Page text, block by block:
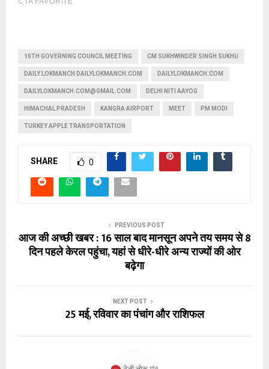
10TH GOVERNING COUNCIL MEETING CM SUKHWINDER SINGH SUKHU
DAILY LOKMANCH DAILYLOKMANCH.COM DAILYLOKMANCH.COM
DAILYLOKMANCH.COM@GMAIL.COM DELHI NITI AAYOG
HIMACHAL PRADESH KANGRA AIRPORT MEET PM MODI
TURKEY APPLE TRANSPORTATION
SHARE 0
PREVIOUS POST
आज की अच्छी खबर : 16 साल बाद मानसून अपने तय समय से 8
दिन पहले केरल पहुंचा, यहां से धीरे-धीरे अन्य राज्यों की ओर
बढ़ेगा
NEXT POST
25 मई, रविवार का पंचांग और राशिफल